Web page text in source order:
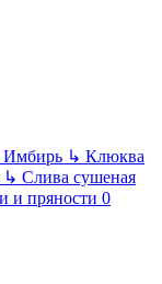
Имбирь ↳ Клюква
↳ Слива сушеная